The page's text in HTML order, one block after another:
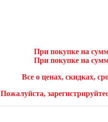
При покупке на
При покупке на
Все о ценах, скидках,
Пожалуйста,